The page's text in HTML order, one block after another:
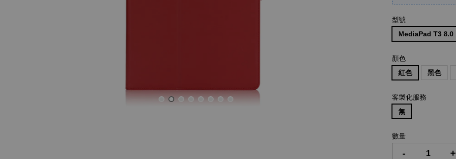
型號
MediaPad T3 8.0
顏色
紅色
黑色
客製化服務
無
數量
- +